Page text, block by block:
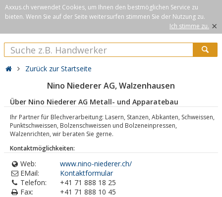
Axxus.ch verwendet Cookies, um Ihnen den bestmöglichen Service zu
bieten. Wenn Sie auf der Seite weitersurfen stimmen Sie der Nutzung zu.
Ich stimme zu. ×
Zurück zur Startseite
Nino Niederer AG, Walzenhausen
Über Nino Niederer AG Metall- und Apparatebau
Ihr Partner für Blechverarbeitung: Lasern, Stanzen, Abkanten, Schweissen,
Punktschweissen, Bolzenschweissen und Bolzeneinpressen,
Walzenrichten, wir beraten Sie gerne.
Kontaktmöglichkeiten:
Web:
www.nino-niederer.ch/
EMail:
Kontaktformular
Telefon:
+41 71 888 18 25
Fax:
+41 71 888 10 45